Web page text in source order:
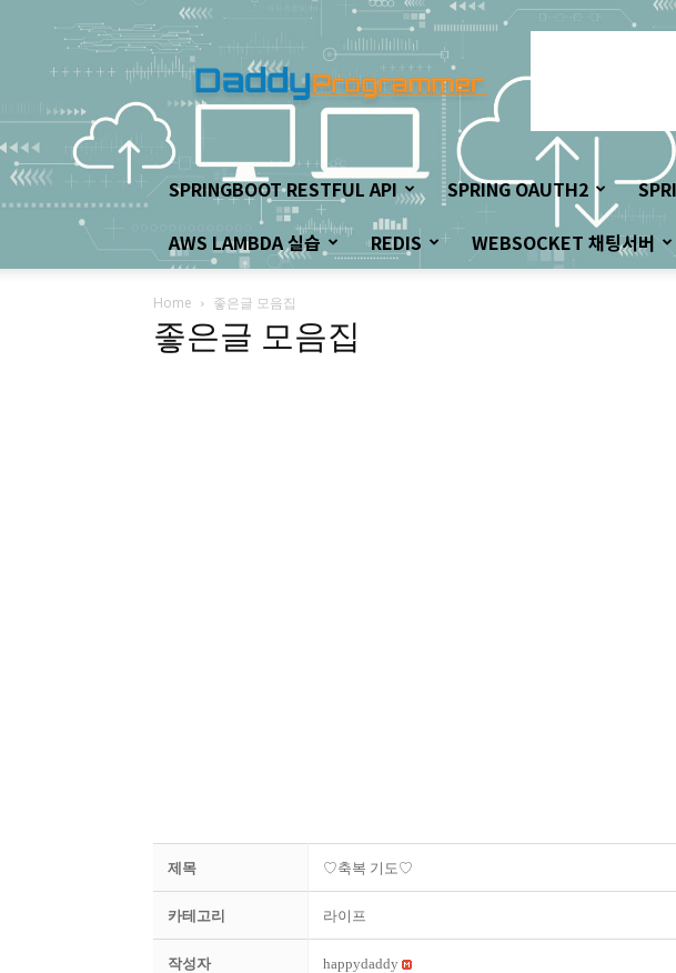
아
프
로
머
의
좌
충
우
개
발
SPRINGBOOT RESTFUL API SPRING OAUTH2
AWS LAMBDA 실습
REDIS WEBSOCKET 채팅서버
Home 좋은글 모음집
좋은글 모음집
제목 ♡축복 기도♡
카테고리 라이프
작성자 happydaddy